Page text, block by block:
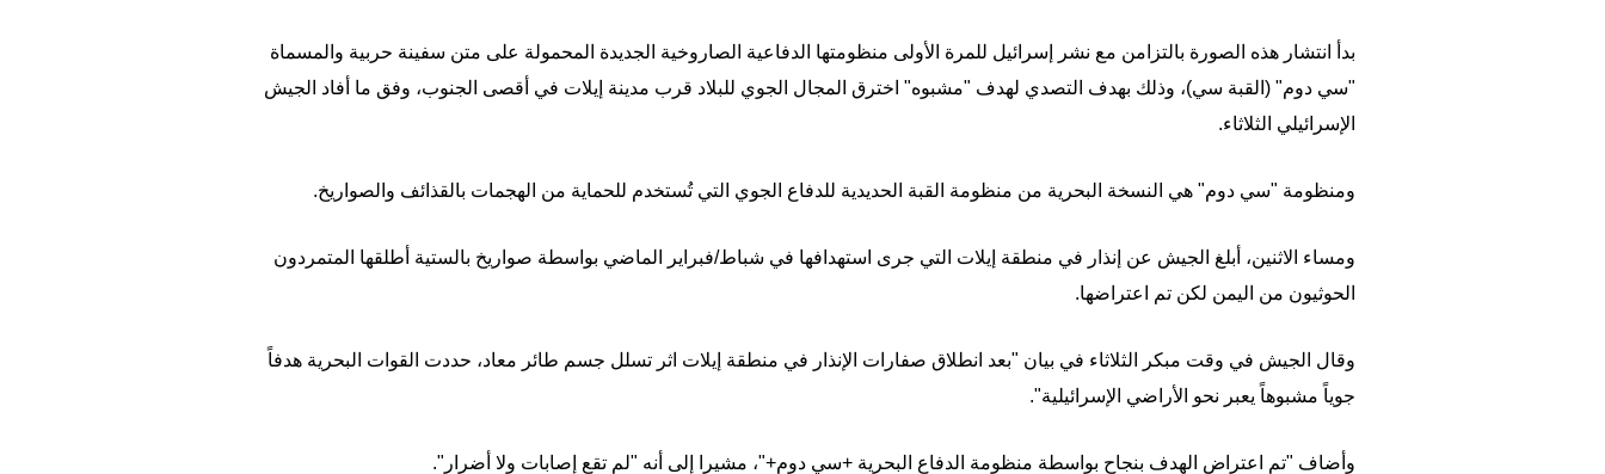
بدأ انتشار هذه الصورة بالتزامن مع نشر إسرائيل للمرة الأولى منظومتها الدفاعية الصاروخية الجديدة المحمولة على متن سفينة حربية والمسماة
"سي دوم" (القبة سي)، وذلك بهدف التصدي لهدف "مشبوه" اخترق المجال الجوي للبلاد قرب مدينة إيلات في أقصى الجنوب، وفق ما أفاد الجيش
الإسرائيلي الثلاثاء.
ومنظومة "سي دوم" هي النسخة البحرية من منظومة القبة الحديدية للدفاع الجوي التي تُستخدم للحماية من الهجمات بالقذائف والصواريخ.
ومساء الاثنين، أبلغ الجيش عن إنذار في منطقة إيلات التي جرى استهدافها في شباط/فبراير الماضي بواسطة صواريخ بالستية أطلقها المتمردون
الحوثيون من اليمن لكن تم اعتراضها.
وقال الجيش في وقت مبكر الثلاثاء في بيان "بعد انطلاق صفارات الإنذار في منطقة إيلات اثر تسلل جسم طائر معاد، حددت القوات البحرية هدفاً
جوياً مشبوهاً يعبر نحو الأراضي الإسرائيلية".
وأضاف "تم اعتراض الهدف بنجاح بواسطة منظومة الدفاع البحرية +سي دوم+"، مشيرا إلى أنه "لم تقع إصابات ولا أضرار".